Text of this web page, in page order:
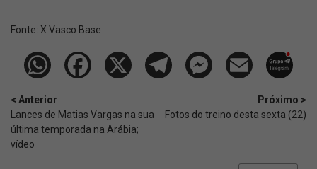
Fonte: X Vasco Base
< Anterior
Lances de Matias Vargas na sua
última temporada na Arábia;
vídeo
Próximo >
Fotos do treino desta sexta (22)